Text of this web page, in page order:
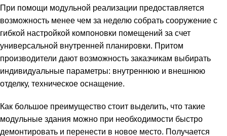
При помощи модульной реализации предоставляется
возможность менее чем за неделю собрать сооружение с
гибкой настройкой компоновки помещений за счет
универсальной внутренней планировки. Притом
производители дают возможность заказчикам выбирать
индивидуальные параметры: внутреннюю и внешнюю
отделку, техническое оснащение.
Как большое преимущество стоит выделить, что такие
модульные здания можно при необходимости быстро
демонтировать и перенести в новое место. Получается